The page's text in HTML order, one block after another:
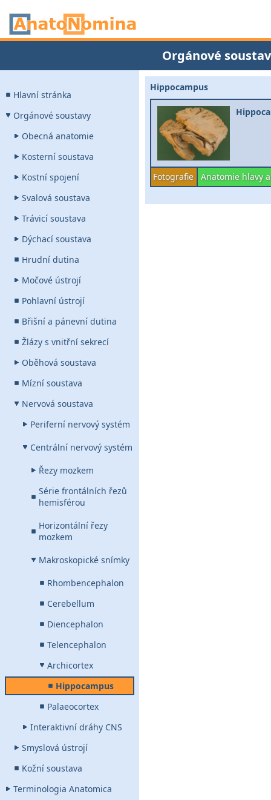
Orgánové
Hlavní stránka
Orgánové soustavy
Obecná anatomie
Kosterní soustava
Kostní spojení
Svalová soustava
Trávicí soustava
Dýchací soustava
Hrudní dutina
Močové ústrojí
Pohlavní ústrojí
Břišní a pánevní dutina
Žlázy s vnitřní sekrecí
Oběhová soustava
Mízní soustava
Nervová soustava
Periferní nervový systém
Centrální nervový systém
Řezy mozkem
Série frontálních řezů
hemisférou
Horizontální řezy
mozkem
Makroskopické snímky
Rhombencephalon
Cerebellum
Diencephalon
Telencephalon
Archicortex
Hippocampus
Palaeocortex
Interaktivní dráhy CNS
Smyslová ústrojí
Kožní soustava
Terminologia Anatomica
Hippocampus
Fotografie Anatomie hlavy